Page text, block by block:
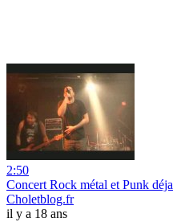
2:50
Concert Rock métal et Punk
Choletblog.fr
il y a 18 ans